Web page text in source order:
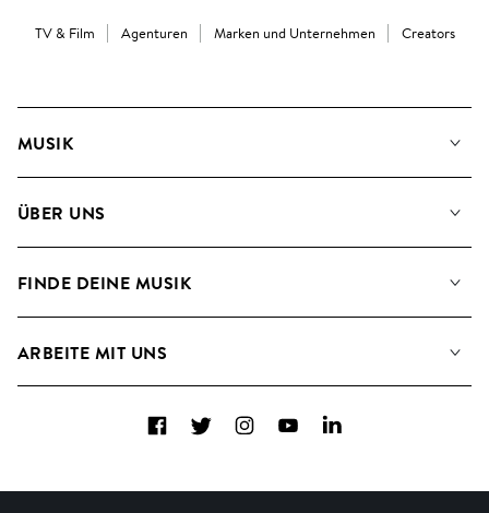
TV & Film Agenturen Marken und Unternehmen Creators
MUSIK
Suche
ÜBER UNS
Blog
FINDE DEINE MUSIK
Kontakt
ARBEITE MIT UNS
A&R - Demo-Einsendungen
FacebookTwitterInstagramYouTubeLinkedIn